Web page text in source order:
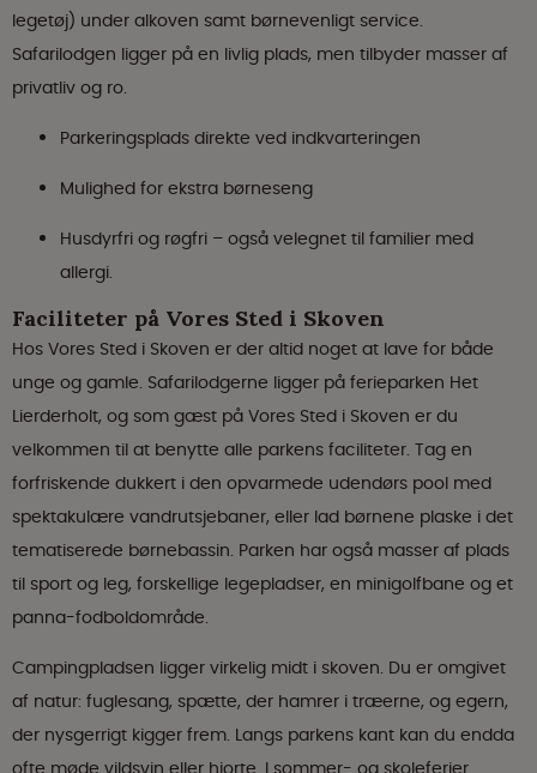
legetøj) under alkoven samt børnevenligt service.
Safarilodgen ligger på en livlig plads, men tilbyder masser af
privatliv og ro.
Parkeringsplads direkte ved indkvarteringen
Mulighed for ekstra børneseng
Husdyrfri og røgfri – også velegnet til familier med
allergi.
Faciliteter på Vores Sted i Skoven
Hos Vores Sted i Skoven er der altid noget at lave for både
unge og gamle. Safarilodgerne ligger på ferieparken Het
Lierderholt, og som gæst på Vores Sted i Skoven er du
velkommen til at benytte alle parkens faciliteter. Tag en
forfriskende dukkert i den opvarmede udendørs pool med
spektakulære vandrutsjebaner, eller lad børnene plaske i det
tematiserede børnebassin. Parken har også masser af plads
til sport og leg, forskellige legepladser, en minigolfbane og et
panna-fodboldområde.
Campingpladsen ligger virkelig midt i skoven. Du er omgivet
af natur: fuglesang, spætte, der hamrer i træerne, og egern,
der nysgerrigt kigger frem. Langs parkens kant kan du endda